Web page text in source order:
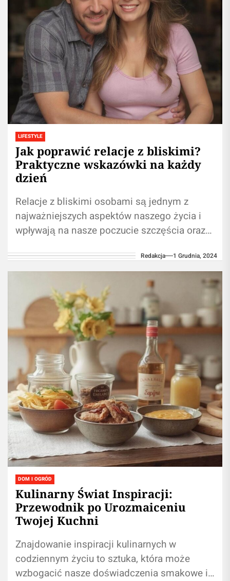
LIFESTYLE
Jak poprawić relacje z bliskimi?
Praktyczne wskazówki na każdy
dzień
Relacje z bliskimi osobami są jednym z
najważniejszych aspektów naszego życia i
wpływają na nasze poczucie szczęścia oraz
wymaga czasu, zaangażowania...
Redakcja 1 Grudnia, 2024
DOM I OGRÓD
Kulinarny Świat Inspiracji:
Przewodnik po Urozmaiceniu
Twojej Kuchni
Znajdowanie inspiracji kulinarnych w
codziennym życiu to sztuka, która może
wzbogacić nasze doświadczenia smakowe i